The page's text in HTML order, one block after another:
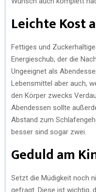
Leichte Kost
Fettiges und
Energieschub, der die
Ungeeignet als
Lebensmittel aber auch,
den Körper zwecks
Abendessen sollte
Abstand zum
besser sind sogar zwei.
Geduld am
Setzt die Müdigkeit noch
gefragt. Diese ist wichtig,